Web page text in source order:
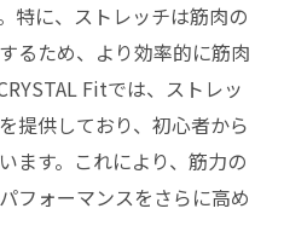
特に、ストレッチは筋肉の
るため、より効率的に筋肉
Fitでは、ストレッ
提供しており、初心者から
ます。これにより、筋力の
フォーマンスをさらに高め